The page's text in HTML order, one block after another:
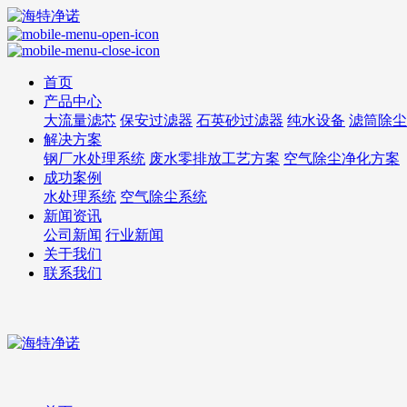
首页
产品中心
大流量滤芯 保安过滤器 石英砂过滤器 纯水设备 滤筒除
解决方案
钢厂水处理系统 废水零排放工艺方案 空气除尘净化方案
成功案例
水处理系统 空气除尘系统
新闻资讯
公司新闻 行业新闻
关于我们
联系我们